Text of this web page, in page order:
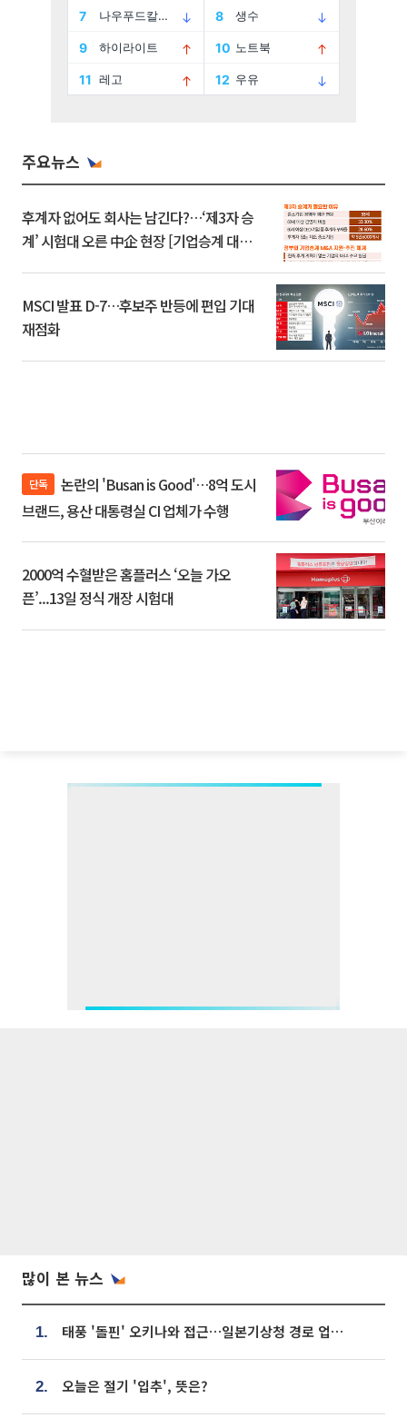
주요뉴스
후계자 없어도 회사는 남긴다?…‘제3자 승
계’ 시험대 오른 中企 현장 [기업승계 대전
MSCI 발표 D-7…후보주 반등에 편입 기대
재점화
단독
브랜드, 용산 대통령실 CI 업체가 수행
2000억 수혈받은 홈플러스 ‘오늘 가오
픈’...13일 정식 개장 시험대
많이 본 뉴스
1. 태풍 '돌핀' 오키나와 접근…일본기상청 경로 업데이트
2. 오늘은 절기 '입추', 뜻은?